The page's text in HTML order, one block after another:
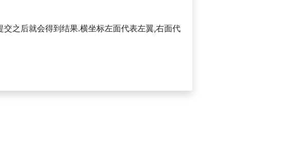
之后就会得到结果.横坐标左面代表左翼,右面代